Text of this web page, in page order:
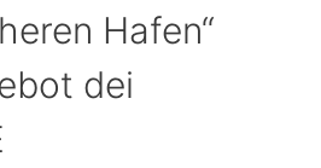
Hafen“
dei